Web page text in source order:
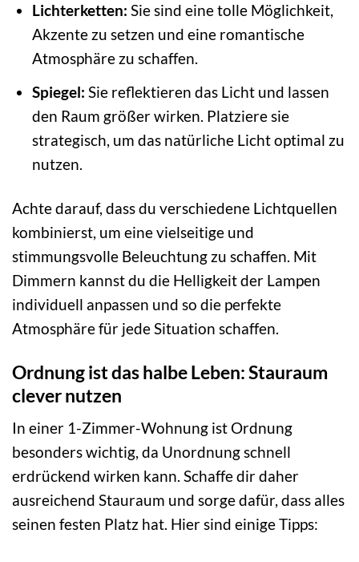
Lichterketten: Sie sind eine tolle Möglichkeit,
Akzente zu setzen und eine romantische
Atmosphäre zu schaffen.
Spiegel: Sie reflektieren das Licht und lassen
den Raum größer wirken. Platziere sie
strategisch, um das natürliche Licht optimal zu
nutzen.
Achte darauf, dass du verschiedene Lichtquellen
kombinierst, um eine vielseitige und
stimmungsvolle Beleuchtung zu schaffen. Mit
Dimmern kannst du die Helligkeit der Lampen
individuell anpassen und so die perfekte
Atmosphäre für jede Situation schaffen.
Ordnung ist das halbe Leben: Stauraum
clever nutzen
In einer 1-Zimmer-Wohnung ist Ordnung
besonders wichtig, da Unordnung schnell
erdrückend wirken kann. Schaffe dir daher
ausreichend Stauraum und sorge dafür, dass alles
seinen festen Platz hat. Hier sind einige Tipps: